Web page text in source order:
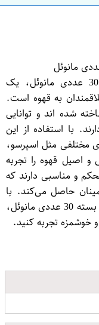
کپسول قهوه کافه مدل corposa بسته 30 عددی مانوئل، یک
به قهوه است.
شده اند و توانایی
با استفاده از این
مختلفی مثل اسپرسو،
و اصیل قهوه را تجربه
و مناسبی دارند که
حاصل می‌کند. با
استفاده از کپسول قهوه کافه مدل corposa بسته 30 عددی مانوئل،
خوشمزه تجربه کنید.